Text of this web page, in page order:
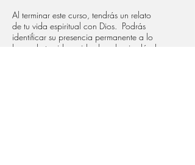
Al terminar este curso, tendrás un relato
de tu vida espiritual con Dios. Podrás
identificar su presencia permanente a lo
largo de tu vida y vislumbrar hacia dónde